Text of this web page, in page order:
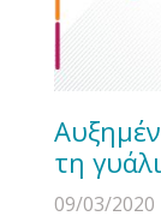
τη
09/03/2020